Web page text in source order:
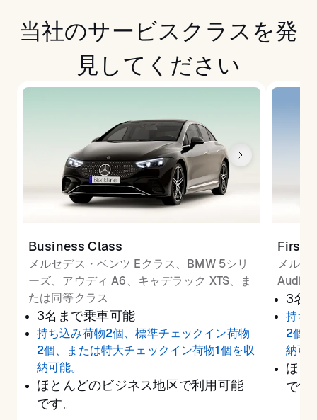
当社のサービスクラスを発
見してください
Business Class
メルセデス・ベンツ Eクラス、BMW 5シリ
ーズ、アウディ A6、キャデラック XTS、ま
たは同等クラス
3名まで乗車可能
持ち込み荷物2個、標準チェックイン荷物
2個、または特大チェックイン荷物1個を収
納可能。
ほとんどのビジネス地区で利用可能
です。
First
メルセ
Audi
3名
持ち
2個
納可
ほと
です